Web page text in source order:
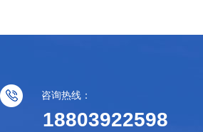
咨询热线：
18803922598